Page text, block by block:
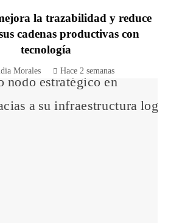
la trazabilidad y reduce
cadenas productivas con
tecnología
Morales Hace 2 semanas